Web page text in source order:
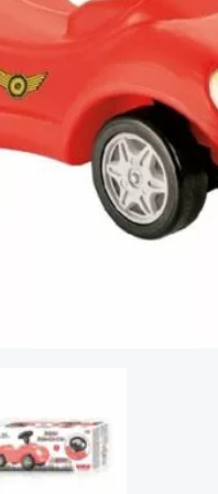
de Porteur modèle